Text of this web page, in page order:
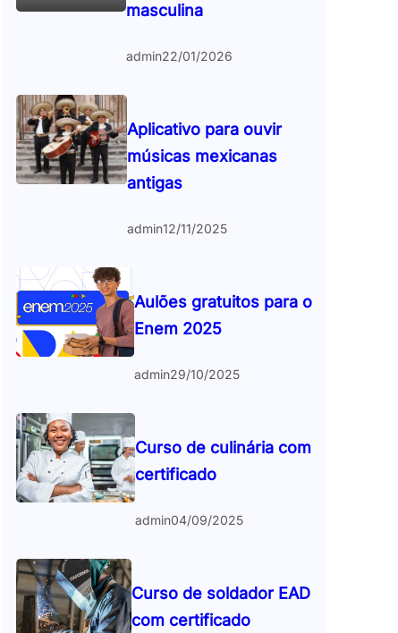
masculina
admin22/01/2026
Aplicativo para ouvir
músicas mexicanas
antigas
admin12/11/2025
Aulões gratuitos para o
Enem 2025
admin29/10/2025
Curso de culinária com
certificado
admin04/09/2025
Curso de soldador EAD
com certificado